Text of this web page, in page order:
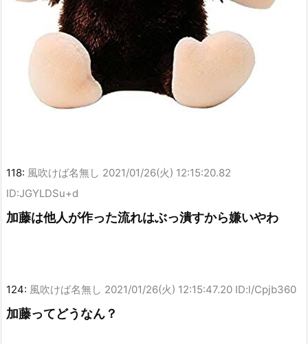
118: 風吹けば名無し 2021/01/26(火) 12:15:20.82
ID:JGYLDSu+d
加藤は他人が作った流れはぶっ潰すから嫌いやわ
124: 風吹けば名無し 2021/01/26(火) 12:15:47.20 ID:l/Cpjb360
加藤ってどうなん？